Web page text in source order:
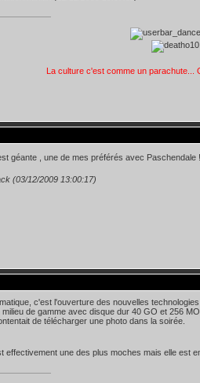
La culture c'est comme un parachute...
géante , une de mes préférés avec Paschendale !
(03/12/2009 13:00:17)
c'est l'ouverture des nouvelles
de gamme avec disque dur 40 GO et 256
de télécharger une photo dans la soirée.
effectivement une des plus moches mais elle est